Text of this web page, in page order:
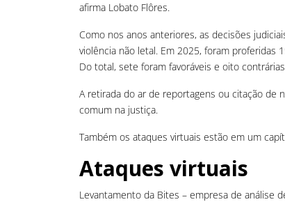
afirma Lobato Flôres.
Como nos anos anteriores, as decisões
violência não letal. Em 2025, foram proferidas
Do total, sete foram favoráveis e oito
A retirada do ar de reportagens ou citação de
comum na justiça.
Também os ataques virtuais estão em um
Ataques virtuais
Levantamento da Bites – empresa de análise